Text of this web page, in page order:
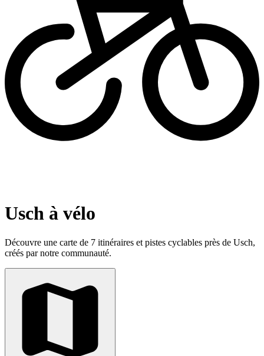
Usch à vélo
Découvre une carte de 7 itinéraires et pistes cyclables près de Usch,
créés par notre communauté.